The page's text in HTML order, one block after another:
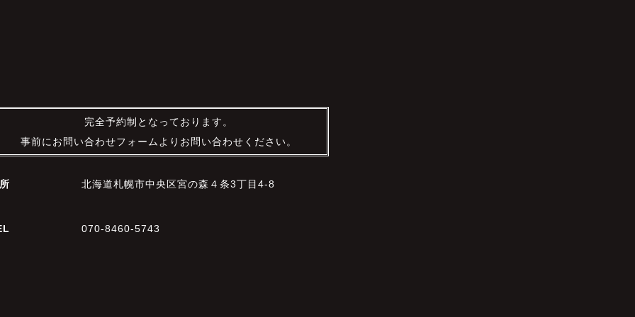
完全予約制となっております。
事前にお問い合わせフォームよりお問い合わせください。
北海道札幌市中央区宮の森４条3丁目4-8
070-8460-5743